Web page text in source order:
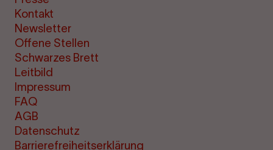
Kontakt
Newsletter
Offene Stellen
Schwarzes Brett
Leitbild
Impressum
FAQ
AGB
Datenschutz
Barrierefreiheitserklärung